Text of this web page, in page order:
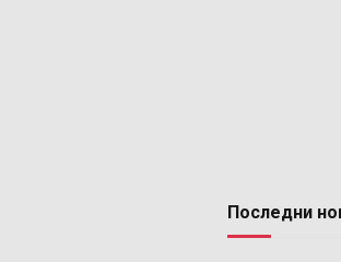
Последни